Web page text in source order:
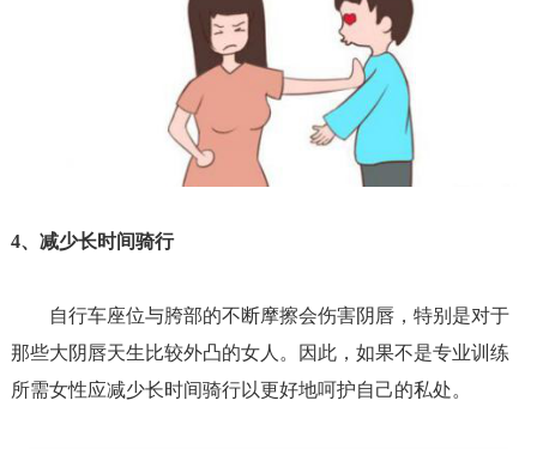
4、 减少长时间骑行
自行车座位与胯部的不断摩擦会伤害阴唇，特别是对于
那些大阴唇天生比较外凸的女人。因此，如果不是专业训练
所需女性应减少长时间骑行以更好地呵护自己的私处。